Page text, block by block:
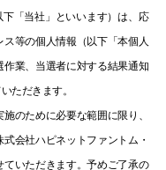
「当社」といいます）は、応
等の個人情報（以下「本個人
業、当選者に対する結果通知
ただきます。
のために必要な範囲に限り、
会社ハピネットファントム・
いただきます。予めご了承の